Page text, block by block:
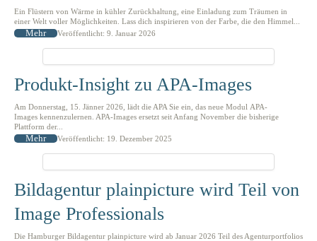
Ein Flüstern von Wärme in kühler Zurückhaltung, eine Einladung zum Träumen in
einer Welt voller Möglichkeiten. Lass dich inspirieren von der Farbe, die den Himmel...
Mehr Veröffentlicht: 9. Januar 2026
Produkt-Insight zu APA-Images
Am Donnerstag, 15. Jänner 2026, lädt die APA Sie ein, das neue Modul APA-
Images kennenzulernen. APA-Images ersetzt seit Anfang November die bisherige
Plattform der...
Mehr Veröffentlicht: 19. Dezember 2025
Bildagentur plainpicture wird Teil von
Image Professionals
Die Hamburger Bildagentur plainpicture wird ab Januar 2026 Teil des Agenturportfolios